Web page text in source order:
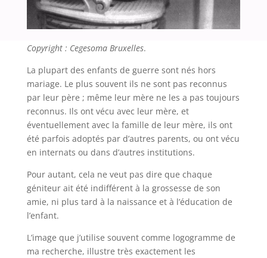
Copyright : Cegesoma Bruxelles.
La plupart des enfants de guerre sont nés hors
mariage. Le plus souvent ils ne sont pas reconnus
par leur père ; même leur mère ne les a pas toujours
reconnus. Ils ont vécu avec leur mère, et
éventuellement avec la famille de leur mère, ils ont
été parfois adoptés par d’autres parents, ou ont vécu
en internats ou dans d’autres institutions.
Pour autant, cela ne veut pas dire que chaque
géniteur ait été indifférent à la grossesse de son
amie, ni plus tard à la naissance et à l’éducation de
l’enfant.
L’image que j’utilise souvent comme logogramme de
ma recherche, illustre très exactement les